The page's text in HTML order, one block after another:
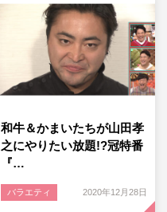
和牛＆かまいたちが山田孝
之にやりたい放題!?冠特番
『…
バラエティ 2020年12月28日